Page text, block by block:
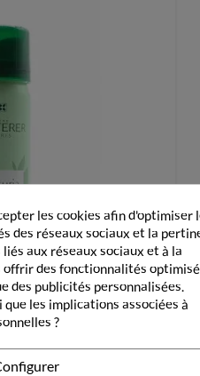
les cookies afin d'optimiser
des réseaux sociaux et la
aux réseaux sociaux et à la
des fonctionnalités
des publicités personnalisées.
les implications associées à
?